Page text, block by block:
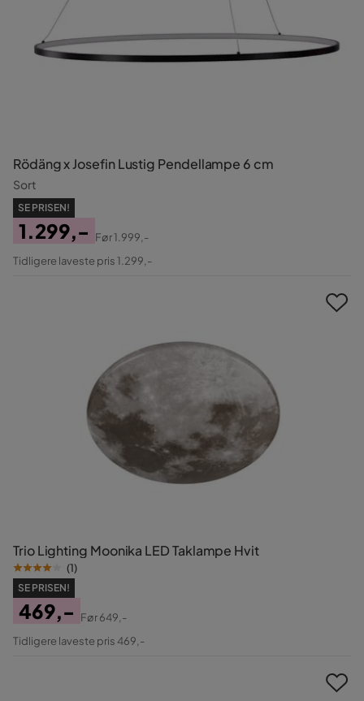
Rödäng x Josefin Lustig Pendellampe 6 cm
Sort
SE PRISEN!
Pris
1.299,-
Original
Før1.999,-
Tidligere laveste pris 1.299,-
Trio Lighting Moonika LED Taklampe Hvit
(1)
SE PRISEN!
Pris
469,-
Original
Før649,-
Tidligere laveste pris 469,-